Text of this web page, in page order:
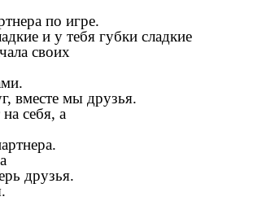
по игре.
и у тебя губки сладкие
своих
вместе мы друзья.
на себя, а
теперь друзья.